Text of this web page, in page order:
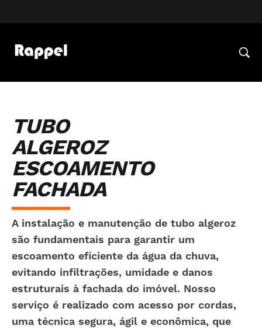
TUBO
ALGEROZ
ESCOAMENTO
FACHADA
A instalação e manutenção de tubo algeroz
são fundamentais para garantir um
escoamento eficiente da água da chuva,
evitando infiltrações, umidade e danos
estruturais à fachada do imóvel. Nosso
serviço é realizado com acesso por cordas,
uma técnica segura, ágil e econômica, que